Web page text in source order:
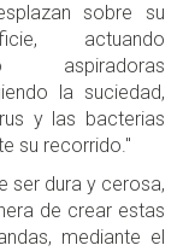
sobre su
actuando
aspiradoras
la suciedad,
y las bacterias
su recorrido."
ser dura y cerosa,
de crear estas
mediante el